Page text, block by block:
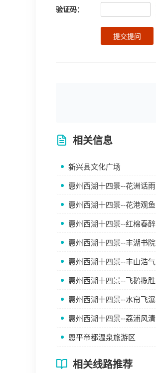
验证码：
提交提问
相关信息
新兴县文化广场
惠州西湖十四景--花洲话雨
惠州西湖十四景--花港观鱼
惠州西湖十四景--红棉春醉
惠州西湖十四景--丰湖书院
惠州西湖十四景--丰山浩气
惠州西湖十四景--飞鹅揽胜
惠州西湖十四景--水帘飞瀑
惠州西湖十四景--荔浦风清
恩平帝都温泉旅游区
相关线路推荐